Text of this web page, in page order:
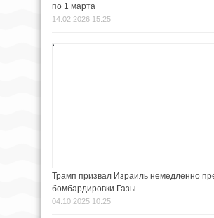
по 1 марта
14.02.2026 15:25
Трамп призвал Израиль немедленно
бомбардировки Газы
04.10.2025 10:25